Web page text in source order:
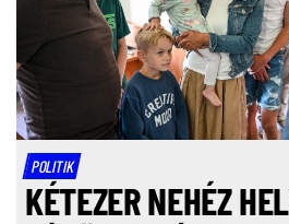
POLITIK
KÉTEZER NEHÉZ